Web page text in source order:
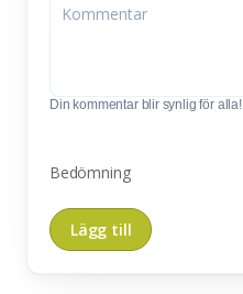
Din kommentar blir synlig för alla!
Bedömning